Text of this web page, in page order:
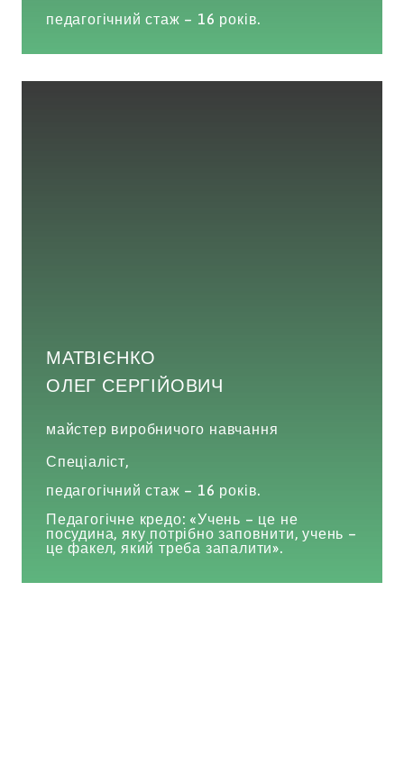
педагогічний стаж – 16 років.
МАТВІЄНКО
ОЛЕГ СЕРГІЙОВИЧ
майстер виробничого навчання
Спеціаліст,
педагогічний стаж – 16 років.
Педагогічне кредо: «Учень – це не
посудина, яку потрібно заповнити, учень –
це факел, який треба запалити».